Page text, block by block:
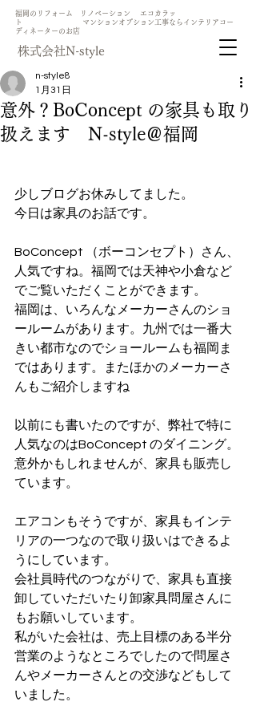
​福岡のリフォーム リノベーション エコカラッ
ト マンションオプション工事ならインテリアコー
ディネーターのお店
​株式会社N-style
意外？BoConcept の家具も取り
扱えます N-style＠福岡
n-style8
1月31日
少しブログお休みしてました。
今日は家具のお話です。
BoConcept （ボーコンセプト）さん、
人気ですね。福岡では天神や小倉など
でご覧いただくことができます。
福岡は、いろんなメーカーさんのショ
ールームがあります。九州では一番大
きい都市なのでショールームも福岡ま
ではあります。またほかのメーカーさ
んもご紹介しますね
以前にも書いたのですが、弊社で特に
人気なのはBoConcept のダイニング。
意外かもしれませんが、家具も販売し
ています。
エアコンもそうですが、家具もインテ
リアの一つなので取り扱いはできるよ
うにしています。
会社員時代のつながりで、家具も直接
卸していただいたり卸家具問屋さんに
もお願いしています。
私がいた会社は、売上目標のある半分
営業のようなところでしたので問屋さ
んやメーカーさんとの交渉などもして
いました。